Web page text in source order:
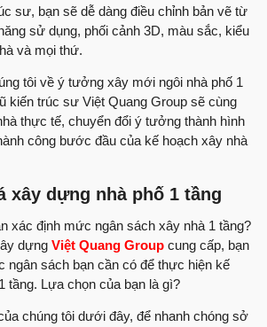
sư, bạn sẽ dễ dàng điều chỉnh bản vẽ từ
sử dụng, phối cảnh 3D, màu sắc, kiểu
và mọi thứ.
tôi về ý tưởng xây mới ngôi nhà phố 1
kiến trúc sư Việt Quang Group sẽ cùng
thực tế, chuyển đổi ý tưởng thành hình
công bước đầu của kế hoạch xây nhà
xây dựng nhà phố 1 tầng
xác định mức ngân sách xây nhà 1 tầng?
dựng Việt Quang Group cung cấp, bạn
ngân sách bạn cần có để thực hiện kế
tầng. Lựa chọn của bạn là gì?
chúng tôi dưới đây, để nhanh chóng sở